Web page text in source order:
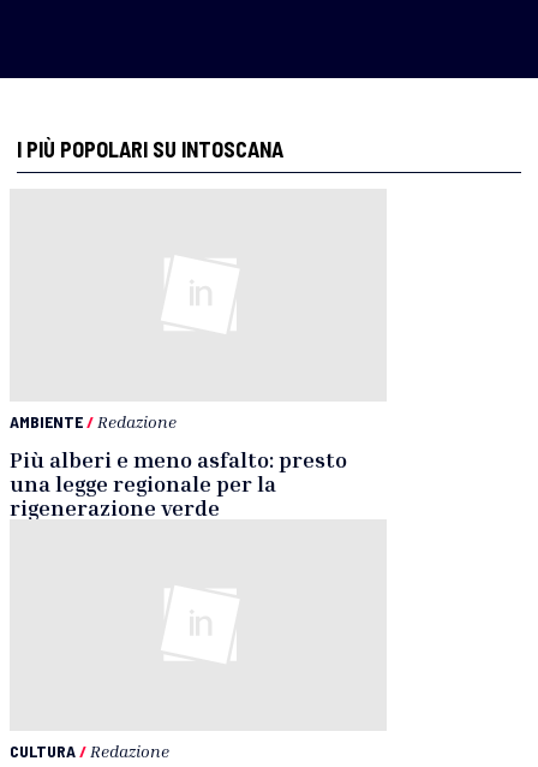
I PIÙ POPOLARI SU INTOSCANA
AMBIENTE/ Redazione
Più alberi e meno asfalto: presto
una legge regionale per la
rigenerazione verde
CULTURA/ Redazione